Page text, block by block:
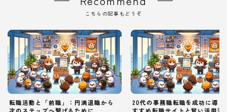
こちらの記事もどうぞ
転職活動と「前職」：円満退職から
次のステップへ繋げるために
20代の事務職転職を成功に導く
すすめ転職サイトと賢い活用法